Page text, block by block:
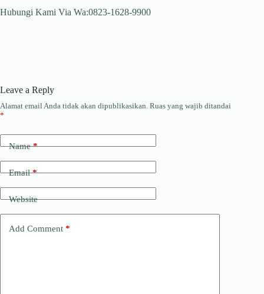
Hubungi Kami Via Wa:0823-1628-9900
Leave a Reply
Alamat email Anda tidak akan dipublikasikan. Ruas yang wajib ditandai
*
Name*
Email*
Website
Add Comment *